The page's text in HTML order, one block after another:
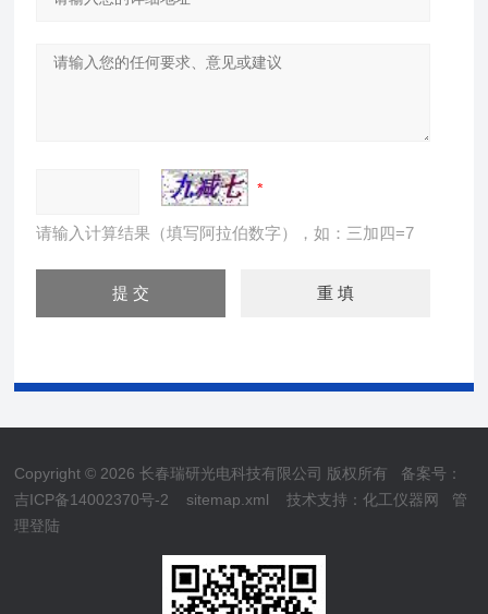
请输入计算结果（填写阿拉伯数字），如：三加四=7
Copyright © 2026 长春瑞研光电科技有限公司 版权所有 备案号：
吉ICP备14002370号-2
sitemap.xml 技术支持：化工仪器网
管
理登陆